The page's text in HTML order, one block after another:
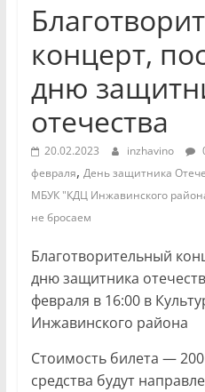
концерт,
дню
отечества
20.02.2023 inzhavino
февраля, День защитника
МБУК "КДЦ Инжавинского
не бросаем
Благотворительный
дню защитника
февраля в 16:00 в
Инжавинского района
Стоимость билета —
средства будут